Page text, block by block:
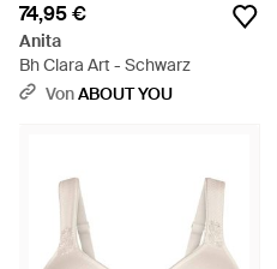
74,95 €
Anita
Bh Clara Art - Schwarz
VonABOUT YOU